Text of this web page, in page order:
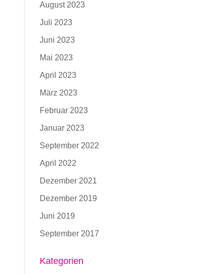
August 2023
Juli 2023
Juni 2023
Mai 2023
April 2023
März 2023
Februar 2023
Januar 2023
September 2022
April 2022
Dezember 2021
Dezember 2019
Juni 2019
September 2017
Kategorien